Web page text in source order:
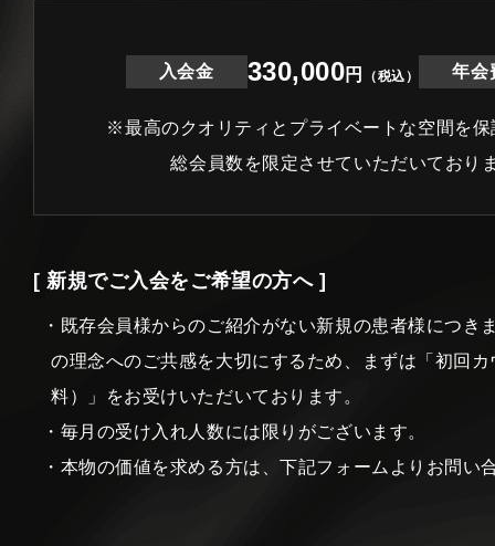
入会金 330,000円 （税込） 年会
※最高のクオリティとプライベートな空間を保
総会員数を限定させていただいており
[ 新規でご入会をご希望の方へ ]
・既存会員様からのご紹介がない新規の患者様につき
の理念へのご共感を大切にするため、まずは「初回
料）」をお受けいただいております。
・毎月の受け入れ人数には限りがございます。
・本物の価値を求める方は、下記フォームよりお問い